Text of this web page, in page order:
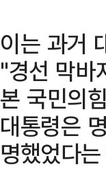
이는 과거
"경선 막바
본 국민의
대통령은
명했었다